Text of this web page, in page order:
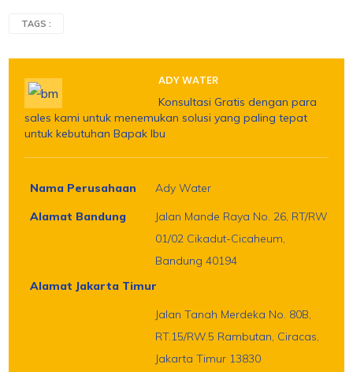
TAGS :
ADY WATER
Konsultasi Gratis dengan para
sales kami untuk menemukan solusi yang paling tepat
untuk kebutuhan Bapak Ibu
Nama Perusahaan
Ady Water
Alamat Bandung
Jalan Mande Raya No. 26, RT/RW
01/02 Cikadut-Cicaheum,
Bandung 40194
Alamat Jakarta Timur
Jalan Tanah Merdeka No. 80B,
RT.15/RW.5 Rambutan, Ciracas,
Jakarta Timur 13830